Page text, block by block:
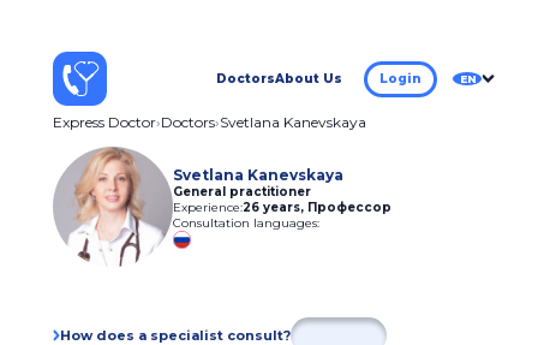
DoctorsAbout Us Login EN
Express Doctor Doctors Svetlana Kanevskaya
Svetlana Kanevskaya
General practitioner
Experience:26 years, Профессор
Consultation languages:
How does a specialist consult?